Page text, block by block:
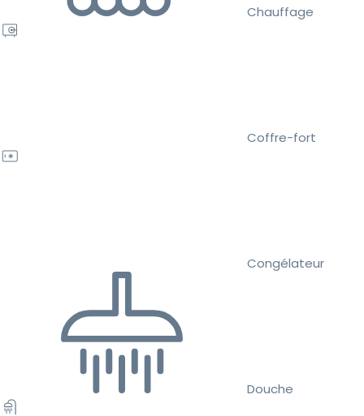
Chauffage
Coffre-fort
Congélateur
Douche